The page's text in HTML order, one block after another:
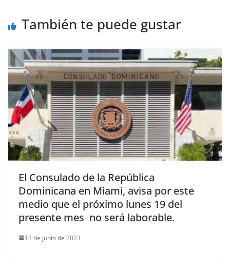
También te puede gustar
El Consulado de la República
Dominicana en Miami, avisa por este
medio que el próximo lunes 19 del
presente mes no será laborable.
13 de junio de 2023